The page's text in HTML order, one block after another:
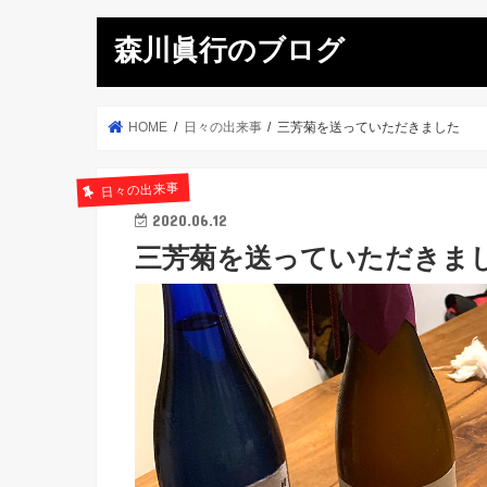
森川眞行のブログ
HOME 日々の出来事 三芳菊を送っていただきました
日々の出来事
2020.06.12
三芳菊を送っていただきま